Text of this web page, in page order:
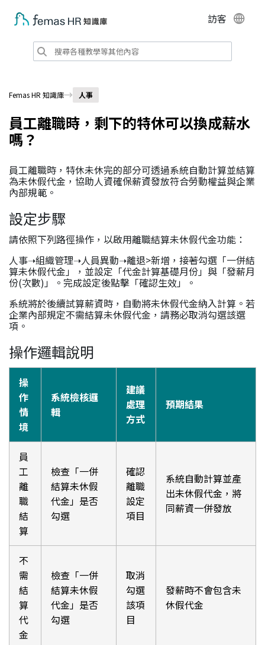
訪客
Femas HR 知識庫 人事
員工離職時，剩下的特休可以換成薪水
嗎？
員工離職時，特休未休完的部分可透過系統自動計算並結算
為未休假代金，協助人資確保薪資發放符合勞動權益與企業
內部規範。
設定步驟
請依照下列路徑操作，以啟用離職結算未休假代金功能：
人事➝組織管理➝人員異動➝離退>新增，接著勾選「一併結
算未休假代金」，並設定「代金計算基礎月份」與「發薪月
份(次數)」。完成設定後點擊「確認生效」。
系統將於後續試算薪資時，自動將未休假代金納入計算。若
企業內部規定不需結算未休假代金，請務必取消勾選該選
項。
操作邏輯說明
操
作
情
境
系統檢核邏
輯
建議
處理
方式
預期結果
員
工
離
職
結
算
檢查「一併
結算未休假
代金」是否
勾選
確認
離職
設定
項目
系統自動計算並產
出未休假代金，將
同薪資一併發放
不
需
結
算
代
金
檢查「一併
結算未休假
代金」是否
勾選
取消
勾選
該項
目
發薪時不會包含未
休假代金